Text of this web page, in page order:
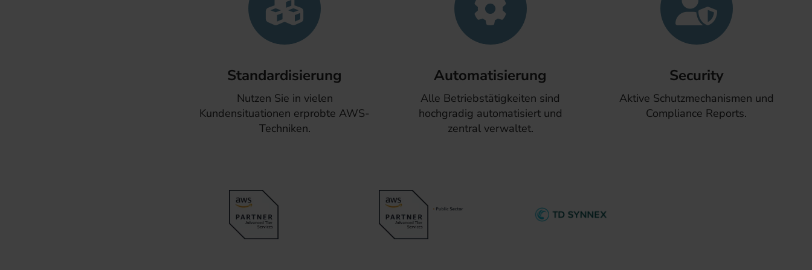
Standardisierung
Nutzen Sie in vielen
Kundensituationen erprobte AWS-
Techniken.
Automatisierung
Alle Betriebstätigkeiten sind
hochgradig automatisiert und
zentral verwaltet.
Security
Aktive Schutzmechanismen und
Compliance Reports.